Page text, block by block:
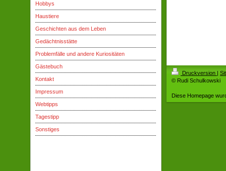
Hobbys
Haustiere
Geschichten aus dem Leben
Gedächtnisstätte
Problemfälle und andere Kuriositäten
Gästebuch
Kontakt
Impressum
Webtipps
Tagestipp
Sonstiges
Druckversion |
© Rudi Schulkowski
Diese Homepage